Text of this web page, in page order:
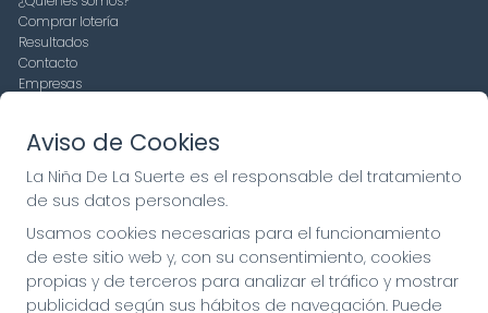
Comprar lotería
Resultados
Contacto
Empresas
Boletos digitales
Acceso
Registro
CONTACTO
ADMINISTRACION DE LOTERIAS: 19-FUENLABRADA -
RECEPTOR OFICIAL: 97910
Aviso de Cookies
La Niña De La Suerte es el responsable del tratamiento
de sus datos personales.
Usamos cookies necesarias para el funcionamiento
de este sitio web y, con su consentimiento, cookies
propias y de terceros para analizar el tráfico y mostrar
publicidad según sus hábitos de navegación. Puede